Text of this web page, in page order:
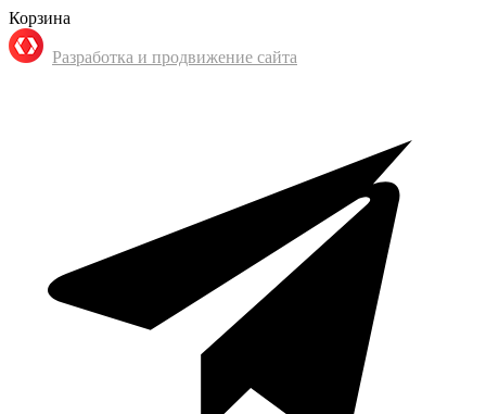
Корзина
Разработка и продвижение сайта